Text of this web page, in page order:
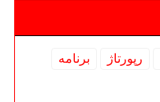
رپورتاژ
برنامه